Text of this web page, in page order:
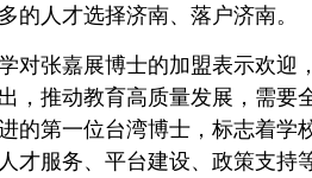
的人才选择济南、落户济南。
对张嘉展博士的加盟表示欢迎
，推动教育高质量发展，需要
的第一位台湾博士，标志着学
才服务、平台建设、政策支持